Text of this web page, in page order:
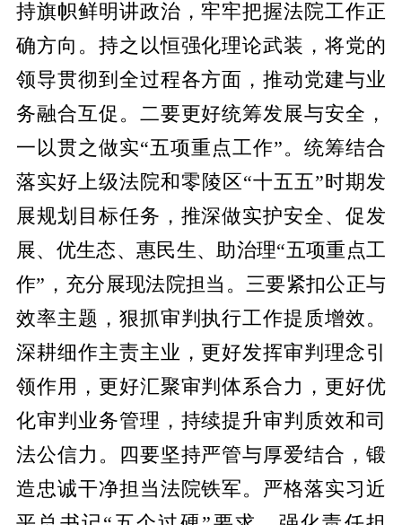
持旗帜鲜明讲政治，牢牢把握法院工作正
确方向。持之以恒强化理论武装，将党的
领导贯彻到全过程各方面，推动党建与业
务融合互促。二要更好统筹发展与安全，
一以贯之做实“五项重点工作”。统筹结合
落实好上级法院和零陵区“十五五”时期发
展规划目标任务，推深做实护安全、促发
展、优生态、惠民生、助治理“五项重点工
作”，充分展现法院担当。三要紧扣公正与
效率主题，狠抓审判执行工作提质增效。
深耕细作主责主业，更好发挥审判理念引
领作用，更好汇聚审判体系合力，更好优
化审判业务管理，持续提升审判质效和司
法公信力。四要坚持严管与厚爱结合，锻
造忠诚干净担当法院铁军。严格落实习近